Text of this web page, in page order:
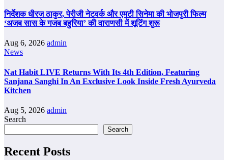
निर्देशक धीरज ठाकुर, पेरीजी नेटवर्क और एमटी सिनेमा की भोजपुरी फिल्म
‘अजब सास के गजब बहुरिया’ की वाराणसी में शूटिंग शुरू
Aug 6, 2026 admin
News
Nat Habit LIVE Returns With Its 4th Edition, Featuring
Sanjana Sanghi In An Exclusive Look Inside Fresh Ayurveda
Kitchen
Aug 5, 2026 admin
Search
Search
Recent Posts